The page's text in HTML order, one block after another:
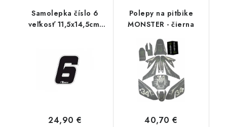
Samolepka číslo 6
veľkosť 11,5x14,5cm,
24,90 €
Polepy na pitbike
MONSTER - čierna
40,70 €